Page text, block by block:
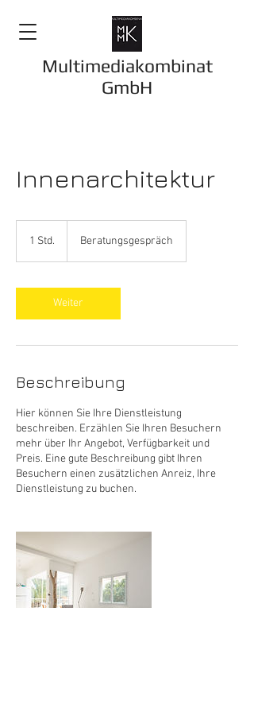
Multimediakombinat
GmbH
Innenarchitektur
1 Std.
d
Beratungsgespräch
Weiter
Beschreibung
Hier können Sie Ihre Dienstleistung
beschreiben. Erzählen Sie Ihren Besuchern
mehr über Ihr Angebot, Verfügbarkeit und
Preis. Eine gute Beschreibung gibt Ihren
Besuchern einen zusätzlichen Anreiz, Ihre
Dienstleistung zu buchen.